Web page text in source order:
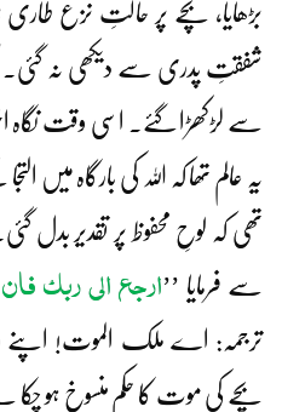
بڑھایا، بچے پر حالتِ نزع
شفقتِ پدری سے دیکھی نہ
سے لڑکھڑا گئے۔ اسی وقت نگاہ
یہ عالم تھا کہ اللہ کی بارگاہ میں
تھی کہ لوحِ محفوظ پر تقدیر
سے فرمایا ’’ارجع الی ربک
ترجمہ: اے ملک الموت!
بچے کی موت کا حکم منسوخ ہو